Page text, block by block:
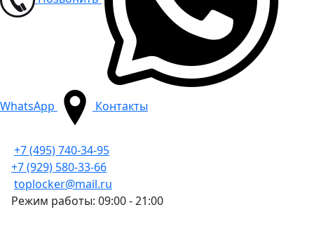
WhatsApp Контакты
+7 (495) 740-34-95
+7 (929) 580-33-66
toplocker@mail.ru
Режим работы: 09:00 - 21:00